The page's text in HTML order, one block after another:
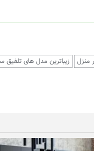
منزل
زیباترین مدل های تلفیق